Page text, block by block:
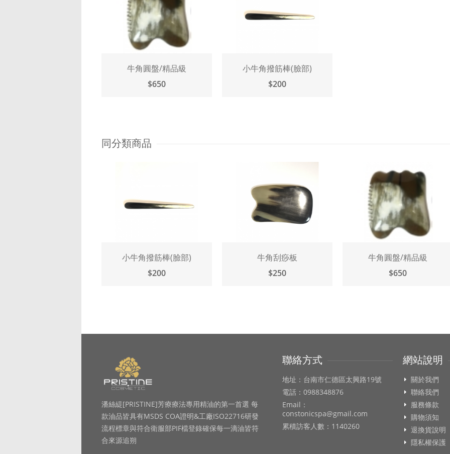
牛角圓盤/精品級
$650
小牛角撥筋棒(臉部)
$200
同分類商品
小牛角撥筋棒(臉部)
$200
牛角刮痧板
$250
牛角圓盤/精品級
$650
潘絲緹[PRISTINE]芳療療法專用精油的第一首選 每
款油品皆具有MSDS COA證明&工廠ISO22716研發
流程標章與符合衛服部PIF檔登錄確保每一滴油皆符
合來源追朔
聯絡方式
地址：台南市仁德區太興路19號
電話：0988348876
Email：
constonicspa@gmail.com
累積訪客人數：1140260
網站說明
關於我們
聯絡我們
服務條款
購物須知
退換貨說明
隱私權保護